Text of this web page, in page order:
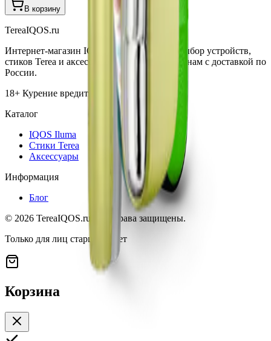
В корзину
TereaIQOS.ru
Интернет-магазин IQOS Iluma. Широкий выбор устройств,
стиков Terea и аксессуаров по выгодным ценам с доставкой по
России.
18+ Курение вредит вашему здоровью
Каталог
IQOS Iluma
Стики Terea
Аксессуары
Информация
Блог
© 2026 TereaIQOS.ru. Все права защищены.
Только для лиц старше 18 лет
Корзина